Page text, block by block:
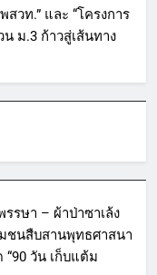
วท.” และ “โครงการ
น ม.3 ก้าวสู่เส้นทาง
รษา – ผ้าป่าซาเล้ง
ชนสืบสานพุทธศาสนา
วัน เก็บแต้ม